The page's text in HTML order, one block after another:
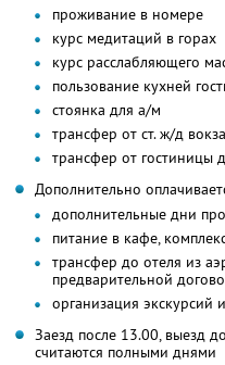
проживание в номере
курс медитаций в горах
курс расслабляющего
пользование кухней
стоянка для а/м
трансфер от ст. ж/д
трансфер от гостиницы
Дополнительно
дополнительные дни
питание в кафе,
трансфер до отеля из
предварительной
организация экскурсий
Заезд после 13.00, выезд
считаются полными днями